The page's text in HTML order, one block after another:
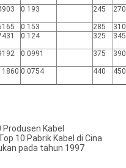
0.193 245 270
0.153 285
310
0.124 325 345
0.0991 375 390
0.0754 440 450
Kabel
10 Pabrik Kabel di Cina
pada tahun 1997